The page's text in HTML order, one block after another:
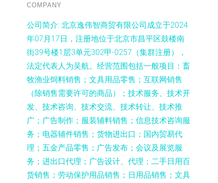
COMPANY
公司简介: 北京逸伟智商贸有限公司成立于2024
年07月17日，注册地位于北京市昌平区鼓楼南
街39号楼1层3单元302甲-0257（集群注册），
法定代表人为吴航。经营范围包括一般项目：畜
牧渔业饲料销售；文具用品零售；互联网销售
（除销售需要许可的商品）；技术服务、技术开
发、技术咨询、技术交流、技术转让、技术推
广；广告制作；服装辅料销售；信息技术咨询服
务；电器辅件销售；货物进出口；国内贸易代
理；五金产品零售；广告发布；会议及展览服
务；进出口代理；广告设计、代理；二手日用百
货销售；劳动保护用品销售；日用品销售；文具